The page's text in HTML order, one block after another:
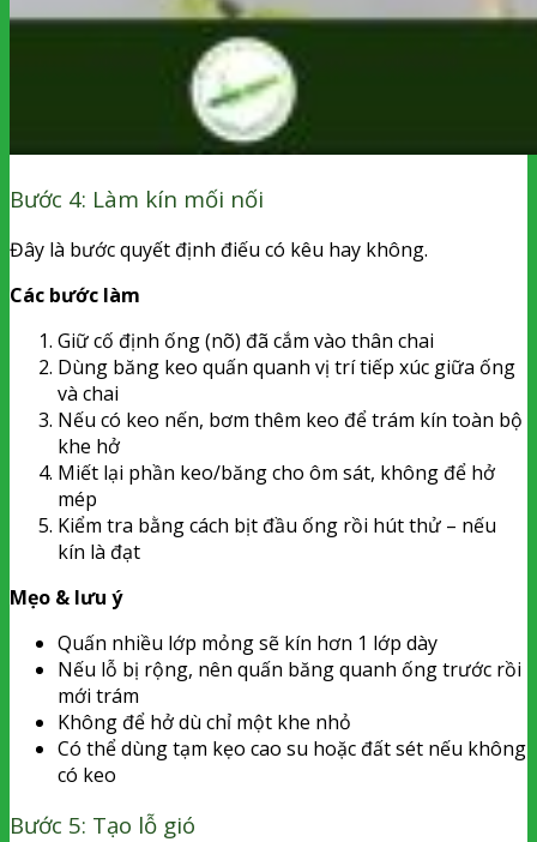
Bước 4: Làm kín mối nối
Đây là bước quyết định điếu có kêu hay không.
Các bước làm
Giữ cố định ống (nõ) đã cắm vào thân chai
Dùng băng keo quấn quanh vị trí tiếp xúc giữa ống
và chai
Nếu có keo nến, bơm thêm keo để trám kín toàn bộ
khe hở
Miết lại phần keo/băng cho ôm sát, không để hở
mép
Kiểm tra bằng cách bịt đầu ống rồi hút thử – nếu
kín là đạt
Mẹo & lưu ý
Quấn nhiều lớp mỏng sẽ kín hơn 1 lớp dày
Nếu lỗ bị rộng, nên quấn băng quanh ống trước rồi
mới trám
Không để hở dù chỉ một khe nhỏ
Có thể dùng tạm kẹo cao su hoặc đất sét nếu không
có keo
Bước 5: Tạo lỗ gió